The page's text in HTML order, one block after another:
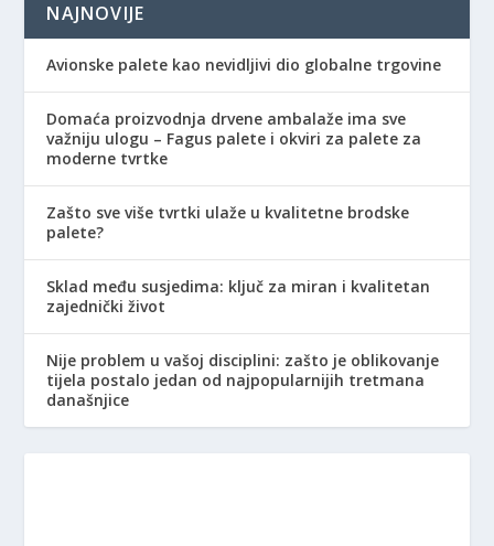
NAJNOVIJE
Avionske palete kao nevidljivi dio globalne trgovine
Domaća proizvodnja drvene ambalaže ima sve
važniju ulogu – Fagus palete i okviri za palete za
moderne tvrtke
Zašto sve više tvrtki ulaže u kvalitetne brodske
palete?
Sklad među susjedima: ključ za miran i kvalitetan
zajednički život
Nije problem u vašoj disciplini: zašto je oblikovanje
tijela postalo jedan od najpopularnijih tretmana
današnjice